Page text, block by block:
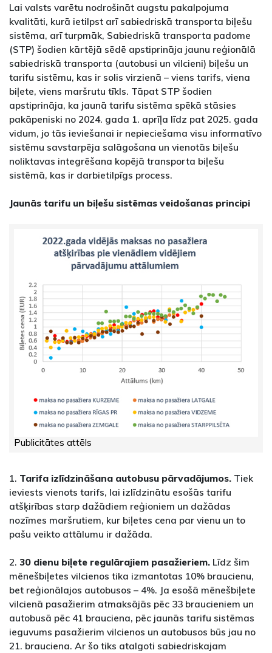
Lai valsts varētu nodrošināt augstu pakalpojuma
kvalitāti, kurā ietilpst arī sabiedriskā transporta biļešu
sistēma, arī turpmāk, Sabiedriskā transporta padome
(STP) šodien kārtējā sēdē apstiprināja jaunu reģionālā
sabiedriskā transporta (autobusi un vilcieni) biļešu un
tarifu sistēmu, kas ir solis virzienā – viens tarifs, viena
biļete, viens maršrutu tīkls. Tāpat STP šodien
apstiprināja, ka jaunā tarifu sistēma spēkā stāsies
pakāpeniski no 2024. gada 1. aprīļa līdz pat 2025. gada
vidum, jo tās ieviešanai ir nepieciešama visu informatīvo
sistēmu savstarpēja salāgošana un vienotās biļešu
noliktavas integrēšana kopējā transporta biļešu
sistēmā, kas ir darbietilpīgs process.
Jaunās tarifu un biļešu sistēmas veidošanas principi
Publicitātes attēls
1. Tarifa izlīdzināšana autobusu pārvadājumos. Tiek
ieviests vienots tarifs, lai izlīdzinātu esošās tarifu
atšķirības starp dažādiem reģioniem un dažādas
nozīmes maršrutiem, kur biļetes cena par vienu un to
pašu veikto attālumu ir dažāda.
2. 30 dienu biļete regulārajiem pasažieriem. Līdz šim
mēnešbiļetes vilcienos tika izmantotas 10% braucienu,
bet reģionālajos autobusos – 4%. Ja esošā mēnešbiļete
vilcienā pasažierim atmaksājās pēc 33 braucieniem un
autobusā pēc 41 brauciena, pēc jaunās tarifu sistēmas
ieguvums pasažierim vilcienos un autobusos būs jau no
21. brauciena. Ar šo tiks atalgoti sabiedriskajam